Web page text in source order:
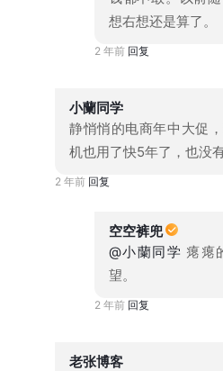
想右想还是算了。
2 年前 回复
小蘭同学
静悄悄的电商年中大促
机也用了快5年了，也没
2 年前 回复
空空裤兜
@小蘭同学 瘪瘪
望。
2 年前 回复
老张博客